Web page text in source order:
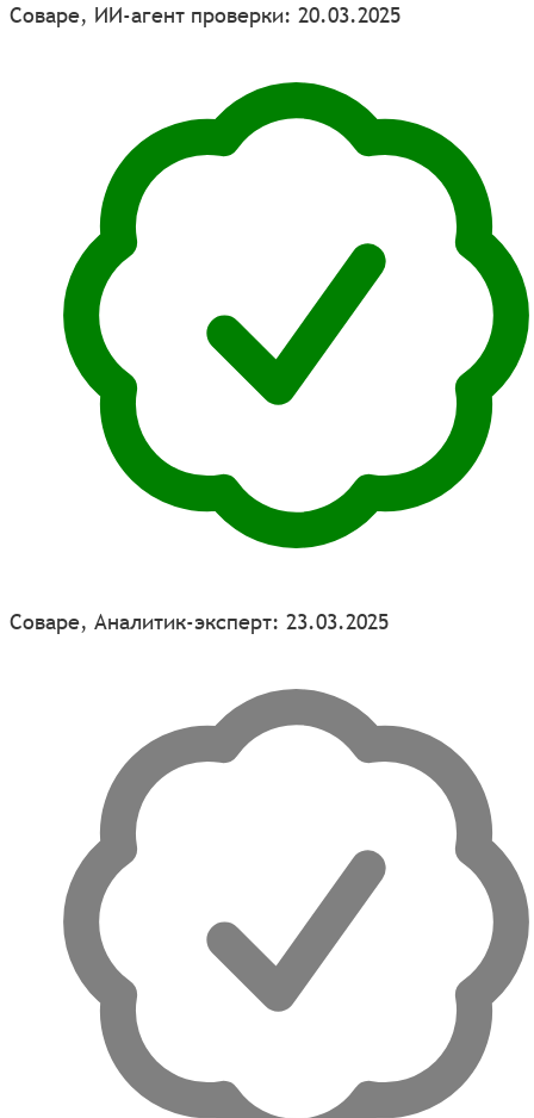
Соваре, ИИ-агент проверки: 20.03.2025
Соваре, Аналитик-эксперт: 23.03.2025